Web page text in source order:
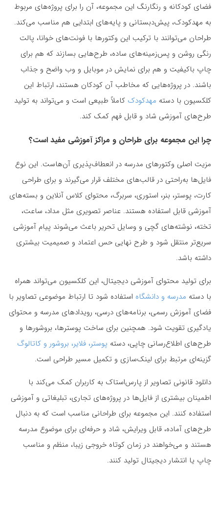
فضای کودکانه و رنگارنگ این مجموعه، آن را برای پروژه‌های مربوط
به مهدکودک، پیش‌دبستانی و پایه‌های ابتدایی هم مناسب می‌کند.
طراحان می‌توانند با ترکیب این وکتورها با فونت‌های خوانا، پالت
رنگی روشن و پس‌زمینه‌های ساده، طرح‌هایی بسازند که هم برای
چاپ باکیفیت و هم برای نمایش در موبایل و وب واضح و جذاب
باشند. در پروژه‌هایی که مخاطب آن کودکان هستند، ارتباط این
کلکسیون با دسته مهدکودک کاملاً طبیعی است و می‌تواند به تولید
طرح‌های آموزشی شاد و قابل فهم کمک کند.
چرا این مجموعه برای طراحان و مراکز آموزشی مفید است؟
مزیت اصلی وکتورهای مدرسه در انعطاف‌پذیری آن‌هاست. این نوع
فایل‌ها به‌راحتی در قالب‌های مختلف قرار می‌گیرند و برای طراحی
کارت، پوستر، بنر، استوری، سربرگ، محتوای کلاس آنلاین و بسته‌های
آموزشی قابل استفاده هستند. عناصر تصویری مثل مداد، ساعت،
تخته، نوشته‌های گچی و وسایل تحریر باعث می‌شوند پیام آموزشی
سریع‌تر منتقل شود و طرح نهایی حس اعتماد و صمیمیت بیشتری
داشته باشد.
برای تولید محتوای آموزشی دیجیتال، این کلکسیون می‌تواند همراه
با دسته مدرسه و دانشگاه استفاده شود تا ارتباط موضوعی تصاویر با
فضای آموزش رسمی، برنامه‌های درسی، رویدادهای مدرسه و محتوای
یادگیری تقویت شود. همچنین برای ساخت پوسترها، بروشورها و
طرح‌های اطلاع‌رسانی چاپی، دسته پوستر، فلایر، بروشور و کاتالوگ
گزینه‌ای مرتبط برای لینک‌سازی و تکمیل مسیر طراحی است.
دانلود قانونی تصاویر از پارس‌استاک به کاربران کمک می‌کند با
اطمینان بیشتری از فایل‌ها در پروژه‌های تجاری، تبلیغاتی و آموزشی
استفاده کنند. این مجموعه برای طراحانی مناسب است که به دنبال
طرح‌های آماده، قابل ویرایش، شاد و حرفه‌ای برای موضوع مدرسه
هستند و می‌خواهند در زمان کوتاه خروجی زیبا، منظم و مناسب
چاپ یا انتشار دیجیتال تولید کنند.